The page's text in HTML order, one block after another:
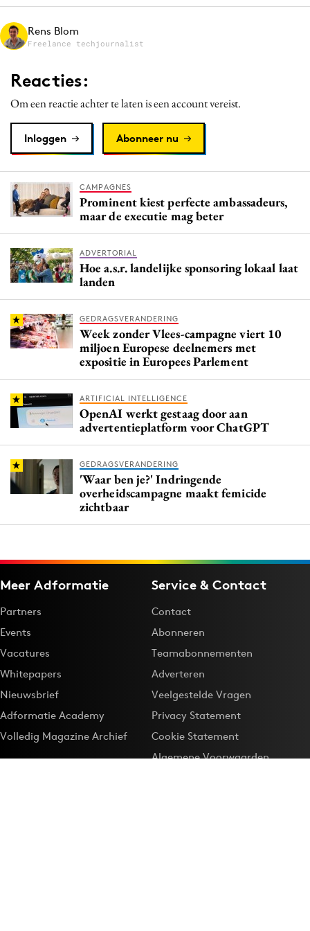
Merkstrategie
Programmatic
Purpose Marketing
Rens Blom
Freelance techjournalist
Reacties:
Om een reactie achter te laten is een account vereist.
Inloggen Abonneer nu
CAMPAGNES
Prominent kiest perfecte ambassadeurs,
maar de executie mag beter
ADVERTORIAL
Hoe a.s.r. landelijke sponsoring lokaal laat
landen
GEDRAGSVERANDERING
Week zonder Vlees-campagne viert 10
miljoen Europese deelnemers met
expositie in Europees Parlement
ARTIFICIAL INTELLIGENCE
OpenAI werkt gestaag door aan
advertentieplatform voor ChatGPT
GEDRAGSVERANDERING
'Waar ben je?' Indringende
overheidscampagne maakt femicide
zichtbaar
Meer Adformatie
Partners
Events
Vacatures
Whitepapers
Nieuwsbrief
Adformatie Academy
Volledig Magazine Archief
Service & Contact
Contact
Abonneren
Teamabonnementen
Adverteren
Veelgestelde Vragen
Privacy Statement
Cookie Statement
Algemene Voorwaarden